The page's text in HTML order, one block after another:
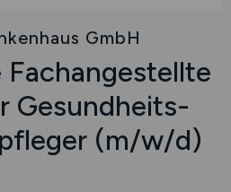
GmbH
Fachangestellte
Gesundheits-
(m/w/d)